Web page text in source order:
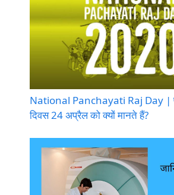
National Panchayati Raj Day |
दिवस 24 अप्रैल को क्यों मानते हैं?